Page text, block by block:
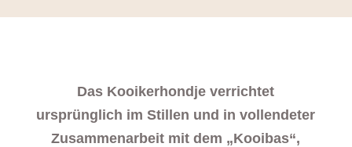
Das Kooikerhondje verrichtet
ursprünglich im Stillen und in vollendeter
Zusammenarbeit mit dem „Kooibas“,